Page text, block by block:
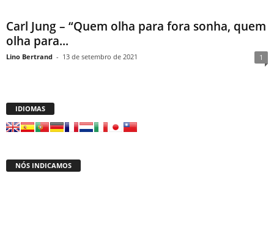
Carl Jung – “Quem olha para fora sonha, quem
olha para...
Lino Bertrand - 13 de setembro de 2021 1
IDIOMAS
NÓS INDICAMOS